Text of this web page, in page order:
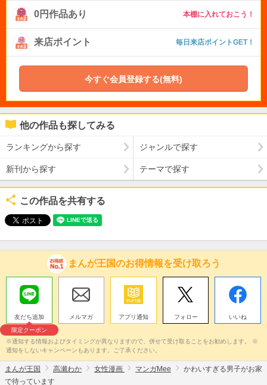
0円作品あり 本棚に入れておこう！
来店ポイント 毎日来店ポイントGET！
今すぐ会員登録する(無料)
他の作品も探してみる
ランキングから探す ジャンルで探す
新刊から探す テーマで探す
この作品を共有する
まんが王国のお得情報を受け取ろう
友だち追加
限定クーポン
メルマガ アプリ通知 フォロー いいね
※通知する情報およびタイミングが異なりますので、併せて受け取ることをお勧めします。 ※
通知をしないキャンペーンもあります。ご了承ください。
まんが王国 高瀬わか 女性漫画 マンガMee
かわいすぎる男子がお家
で待っています